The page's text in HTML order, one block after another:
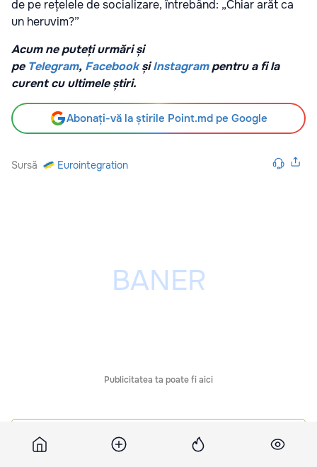
de pe rețelele de socializare, întrebând: „Chiar arăt ca
un heruvim?”
Acum ne puteți urmări și
pe Telegram, Facebook șiInstagrampentru a fi la
curent cu ultimele știri.
Abonați-vă la știrile Point.md pe Google
Sursă Eurointegration
Publicitatea ta poate fi aici